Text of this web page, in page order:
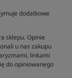
dodatkowe
sklepu. Opinie
u nas zakupu
linkami
do opiniowanego